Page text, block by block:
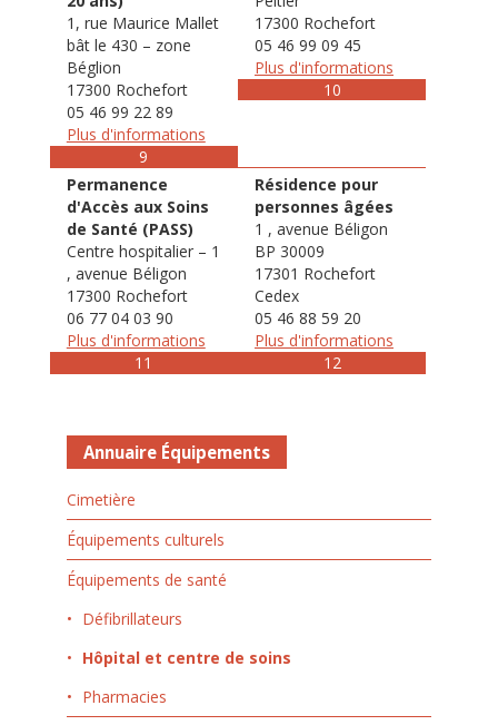
1, rue Maurice Mallet
bât le 430 – zone
Béglion
17300 Rochefort
05 46 99 22 89
Plus d'informations
9
17300 Rochefort
05 46 99 09 45
Plus d'informations
10
Permanence
d'Accès aux Soins
de Santé (PASS)
Centre hospitalier – 1
, avenue Béligon
17300 Rochefort
06 77 04 03 90
Plus d'informations
11
Résidence pour
personnes âgées
1 , avenue Béligon
BP 30009
17301 Rochefort
Cedex
05 46 88 59 20
Plus d'informations
12
Annuaire Équipements
Cimetière
Équipements culturels
Équipements de santé
Défibrillateurs
Hôpital et centre de soins
Pharmacies